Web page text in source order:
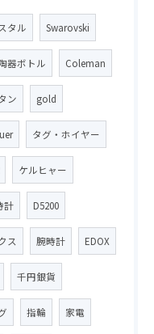
タル Swarovski
器ボトル Coleman
ン gold
タグ・ホイヤー
ケルヒャー
計 D5200
ス 腕時計 EDOX
千円銀貨
指輪 家電